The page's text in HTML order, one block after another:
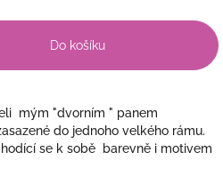
Do košíku
mým "dvorním " panem
do jednoho velkého rámu.
se k sobě barevně i motivem